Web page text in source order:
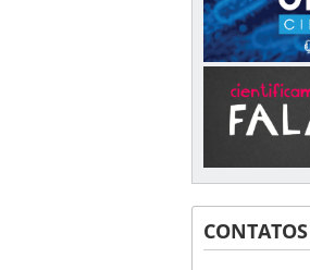
CONTATOS